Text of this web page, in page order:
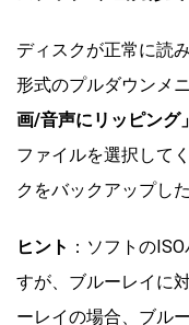
ディスクが正常に読
形式のプルダウンメ
画/音声にリッピング」
ファイルを選択して
クをバックアップし
ヒント ：ソフトの
すが、ブルーレイに
ーレイの場合、ブル